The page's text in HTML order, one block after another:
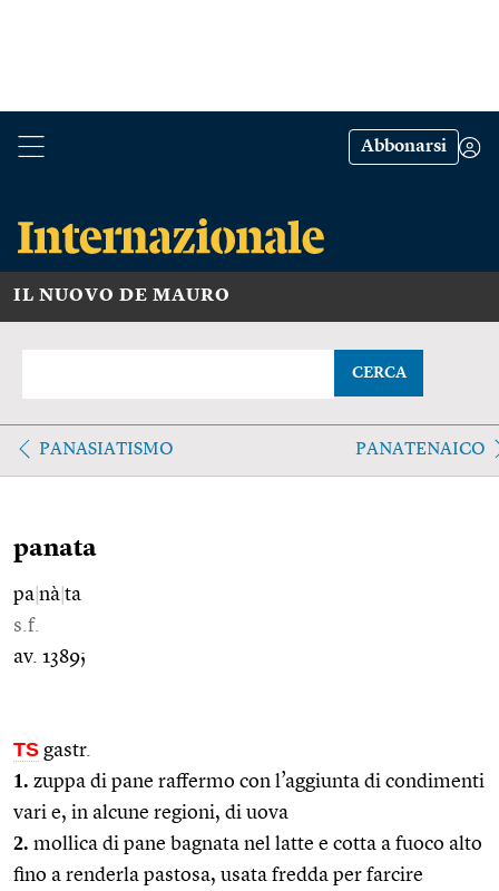
Abbonarsi
IL NUOVO DE MAURO
CERCA
PANASIATISMO PANATENAICO
panata
pa nà ta
s.f.
av. 1389;
TS gastr.
1. zuppa di pane raffermo con l’aggiunta di condimenti
vari e, in alcune regioni, di uova
2. mollica di pane bagnata nel latte e cotta a fuoco alto
fino a renderla pastosa, usata fredda per farcire